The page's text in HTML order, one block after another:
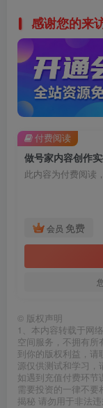
感谢您的来
此内容为付费阅读
会员 免费
付费阅读
© 版权声明
1、本内容转载于网
空间服务，不拥有
到你的版权利益，请
源仅供测试和学习，
如遇到充值付费环
需要投资的一律不要
揭秘 请勿用于非法